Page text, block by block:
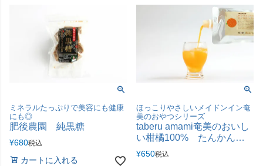
ミネラルたっぷりで美容にも健康
にも◎
肥後農園 純黒糖
¥680税込
カートに入れる
ほっこりやさしいメイドンイン奄
美のおやつシリーズ
taberu amami奄美のおいし
い柑橘100% たんかんジ
ュース
¥650税込